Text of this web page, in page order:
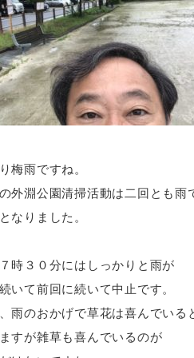
梅雨ですね。
外淵公園清掃活動は二回とも雨
なりました。
時３０分にはしっかりと雨が
いて前回に続いて中止です。
雨のおかげで草花は喜んでいる
すが雑草も喜んでいるのが